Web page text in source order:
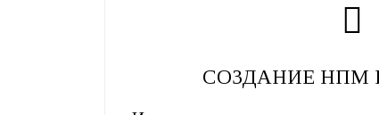
СОЗДАНИЕ НПМ